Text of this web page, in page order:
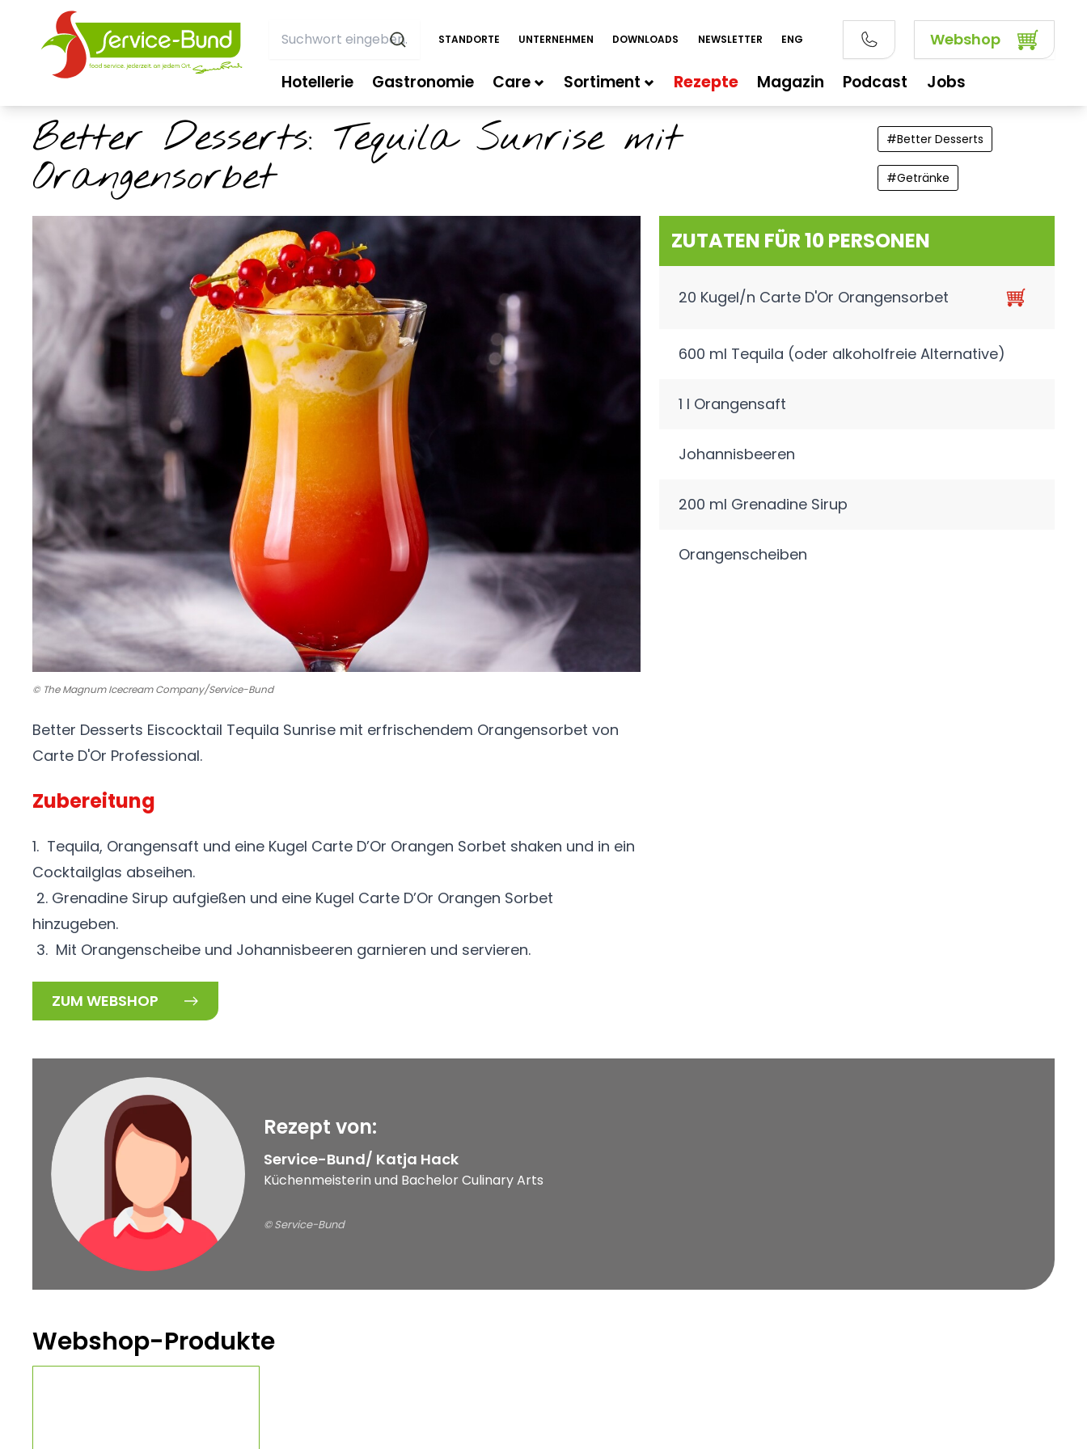
STANDORTE UNTERNEHMEN DOWNLOADS NEWSLETTER ENG Webshop
Hotellerie Gastronomie Care Sortiment Rezepte Magazin Podcast Jobs
Better Desserts: Tequila Sunrise mit
Orangensorbet
#Better Desserts
#Getränke
© The Magnum Icecream Company/Service-Bund
ZUTATEN FÜR 10 PERSONEN
20 Kugel/n Carte D'Or Orangensorbet
600 ml Tequila (oder alkoholfreie Alternative)
1 l Orangensaft
Johannisbeeren
200 ml Grenadine Sirup
Orangenscheiben
Better Desserts Eiscocktail Tequila Sunrise mit erfrischendem Orangensorbet von
Carte D'Or Professional.
Zubereitung
1. Tequila, Orangensaft und eine Kugel Carte D’Or Orangen Sorbet shaken und in ein
Cocktailglas abseihen.
2. Grenadine Sirup aufgießen und eine Kugel Carte D’Or Orangen Sorbet
hinzugeben.
3. Mit Orangenscheibe und Johannisbeeren garnieren und servieren.
ZUM WEBSHOP
© Service-Bund
Rezept von:
Service-Bund/ Katja Hack
Küchenmeisterin und Bachelor Culinary Arts
© Service-Bund
Webshop-Produkte